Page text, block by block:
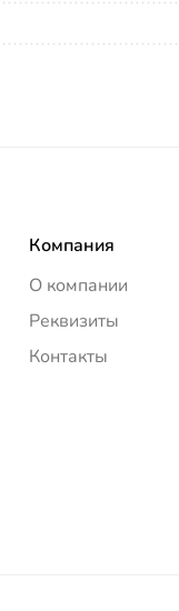
Компания
О компании
Реквизиты
Контакты